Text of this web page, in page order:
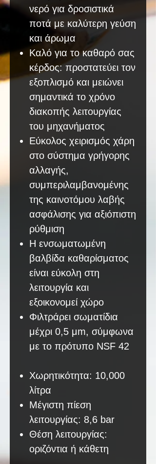
νερό για δροσιστικά
ποτά με καλύτερη γεύση
και άρωμα
Καλό για το καθαρό σας
κέρδος: προστατεύει τον
εξοπλισμό και μειώνει
σημαντικά το χρόνο
διακοπής λειτουργίας
του μηχανήματος
Εύκολος χειρισμός χάρη
στο σύστημα γρήγορης
αλλαγής,
συμπεριλαμβανομένης
της καινοτόμου λαβής
ασφάλισης για αξιόπιστη
ρύθμιση
Η ενσωματωμένη
βαλβίδα καθαρίσματος
είναι εύκολη στη
λειτουργία και
εξοικονομεί χώρο
Φιλτράρει σωματίδια
μέχρι 0,5 μm, σύμφωνα
με το πρότυπο NSF 42
Χωρητικότητα: 10,000
λίτρα
Μέγιστη πίεση
λειτουργίας: 8,6 bar
Θέση λειτουργίας:
οριζόντια ή κάθετη